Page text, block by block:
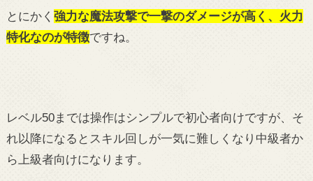
とにかく 強力な魔法攻撃で一撃のダメージが高く、火力
特化なのが特徴ですね。
レベル50までは操作はシンプルで初心者向けですが、そ
れ以降になるとスキル回しが一気に難しくなり中級者か
ら上級者向けになります。